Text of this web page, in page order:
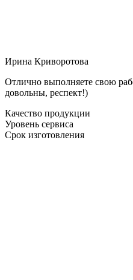
Ирина Криворотова
Отлично выполняете свою
довольны, респект!)
Качество продукции
Уровень сервиса
Срок изготовления